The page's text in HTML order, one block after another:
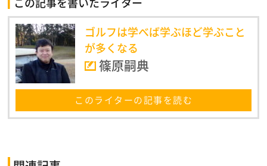
ゴルフは学べば学ぶほど学ぶこと
が多くなる
篠原嗣典
このライターの記事を読む